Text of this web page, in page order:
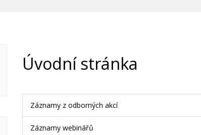
Úvodní stránka
Záznamy z odborných akcí
Záznamy webinářů